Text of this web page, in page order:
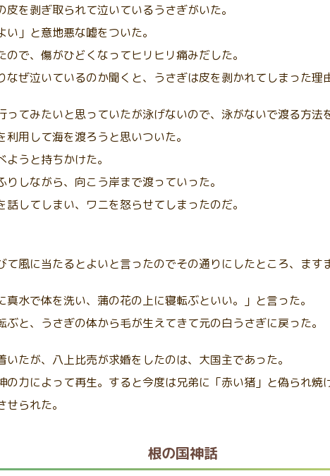
を剥ぎ取られて泣いているうさぎがいた。
」と意地悪な嘘をついた。
で、傷がひどくなってヒリヒリ痛みだした。
ぜ泣いているのか聞くと、うさぎは皮を剥かれてしまった理
てみたいと思っていたが泳げないので、泳がないで渡る方法
用して海を渡ろうと思いついた。
うと持ちかけた。
しながら、向こう岸まで渡っていった。
してしまい、ワニを怒らせてしまったのだ。
風に当たるとよいと言ったのでその通りにしたところ、ます
水で体を洗い、蒲の花の上に寝転ぶといい。」と言った。
と、うさぎの体から毛が生えてきて元の白うさぎに戻った。
たが、八上比売が求婚をしたのは、大国主であった。
力によって再生。すると今度は兄弟に「赤い猪」と偽られ
られた。
根の国神話